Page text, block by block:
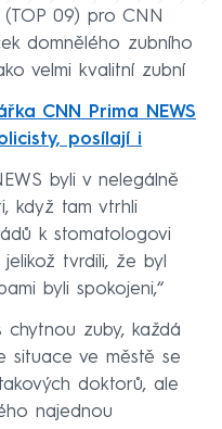
09) pro CNN
domnělého zubního
velmi kvalitní zubní
CNN Prima NEWS
posílají i
byli v nelegálně
když tam vtrhli
k stomatologovi
tvrdili, že byl
byli spokojeni,“
chytnou zuby, každá
situace ve městě se
doktorů, ale
najednou